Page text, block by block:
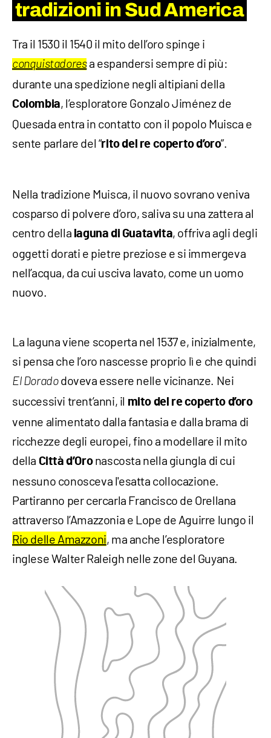
tradizioni in Sud America
Tra il 1530 il 1540 il mito dell’oro spinge i
conquistadoresa espandersi sempre di più:
durante una spedizione negli altipiani della
Colombia, l’esploratore Gonzalo Jiménez de
Quesada entra in contatto con il popolo Muisca e
sente parlare del “rito del re coperto d’oro”.
Nella tradizione Muisca, il nuovo sovrano veniva
cosparso di polvere d’oro, saliva su una zattera al
centro della laguna di Guatavita, offriva agli degli
oggetti dorati e pietre preziose e si immergeva
nell’acqua, da cui usciva lavato, come un uomo
nuovo.
La laguna viene scoperta nel 1537 e, inizialmente,
si pensa che l’oro nascesse proprio lì e che quindi
El Doradodoveva essere nelle vicinanze. Nei
successivi trent’anni, il mito del re coperto d’oro
venne alimentato dalla fantasia e dalla brama di
ricchezze degli europei, fino a modellare il mito
della Città d’Oronascosta nella giungla di cui
nessuno conosceva l'esatta collocazione.
Partiranno per cercarla Francisco de Orellana
attraverso l’Amazzonia e Lope de Aguirre lungo il
Rio delle Amazzoni, ma anche l’esploratore
inglese Walter Raleigh nelle zone del Guyana.